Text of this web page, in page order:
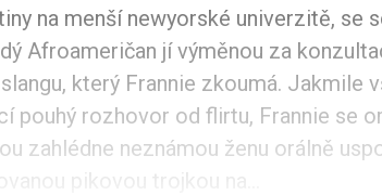
na menší newyorské univerzitě, se
Afroameričan jí výměnou za
který Frannie zkoumá. Jakmile
pouhý rozhovor od flirtu, Frannie se
zahlédne neznámou ženu orálně
pikovou trojkou na...